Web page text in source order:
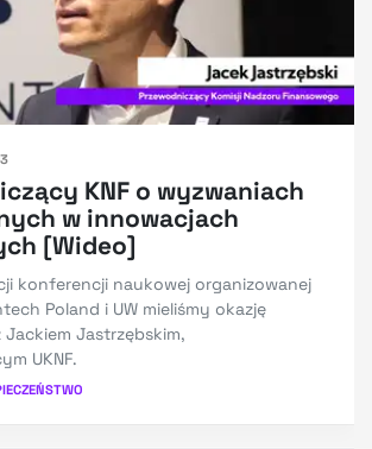
KNF o wyzwaniach
w innowacjach
[Wideo]
konferencji naukowej organizowanej
Poland i UW mieliśmy okazję
Jackiem Jastrzębskim,
UKNF.